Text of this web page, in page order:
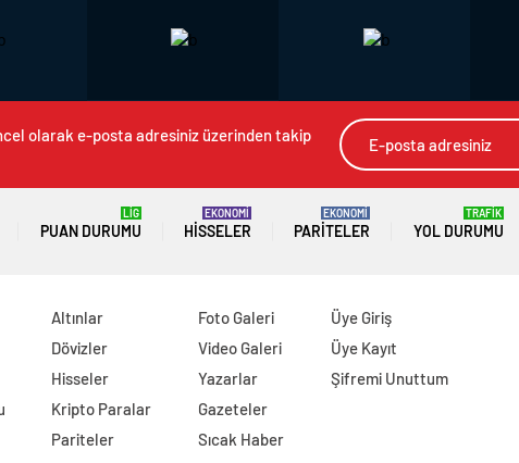
olarak e-posta adresiniz üzerinden takip
PUAN DURUMU
LİG
HISSELER
EKONOMİ
PARITELER
EKONOMİ
YOL DURUMU
TRAFİK
Altınlar
Dövizler
Hisseler
Kripto Paralar
Pariteler
Foto Galeri
Video Galeri
Yazarlar
Gazeteler
Sıcak Haber
Üye Giriş
Üye Kayıt
Şifremi Unuttum